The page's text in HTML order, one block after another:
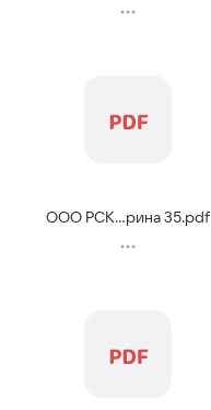
ООО РСК...рина 35.pdf